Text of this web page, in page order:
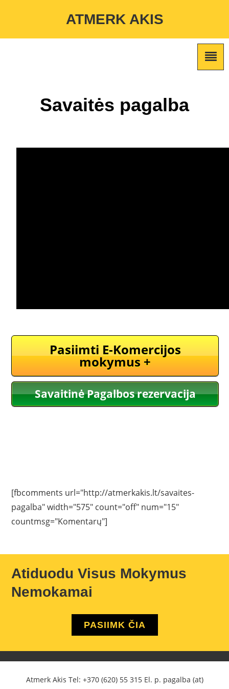
/home/atmerkakis/public_html/wp-content/themes/marketing-
ATMERK AKIS
Savaitės pagalba
Pasiimti E-Komercijos
mokymus +
Savaitinė Pagalbos rezervacija
[fbcomments url="http://atmerkakis.lt/savaites-
pagalba" width="575" count="off" num="15"
countmsg="Komentarų"]
Atiduodu Visus Mokymus
Nemokamai
PASIIMK ČIA
Atmerk Akis Tel: +370 (620) 55 315El. p. pagalba (at)